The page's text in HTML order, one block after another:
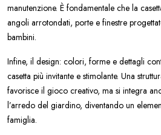
manutenzione. È fondamentale che la
angoli arrotondati, porte e finestre
bambini.
Infine, il design: colori, forme e dettagli
casetta più invitante e stimolante. Una
favorisce il gioco creativo, ma si integra
l’arredo del giardino, diventando un
famiglia.